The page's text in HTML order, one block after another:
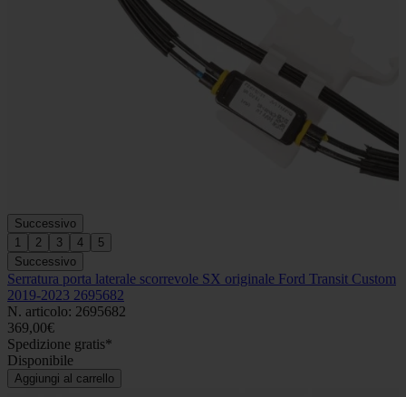
Successivo
1
2 3 4
5
Successivo
Serratura porta laterale scorrevole SX originale Ford Transit Custom
2019-2023 2695682
N. articolo: 2695682
369,00€
Spedizione gratis*
Disponibile
Aggiungi al carrello